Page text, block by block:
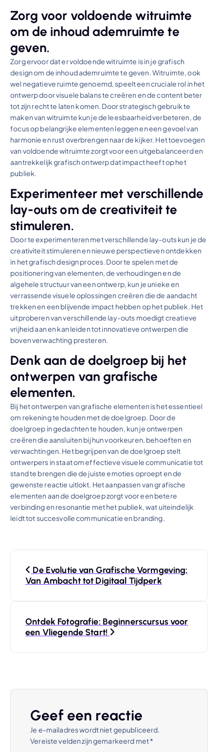
Zorg voor voldoende witruimte
om de inhoud ademruimte te
geven.
Zorg ervoor dat er voldoende witruimte is in je grafisch
design om de inhoud ademruimte te geven. Witruimte, ook
wel negatieve ruimte genoemd, speelt een cruciale rol in het
ontwerp door visuele balans te creëren en de content beter
tot zijn recht te laten komen. Door strategisch gebruik te
maken van witruimte kun je de leesbaarheid verbeteren, de
focus op belangrijke elementen leggen en een gevoel van
harmonie en rust overbrengen naar de kijker. Het toevoegen
van voldoende witruimte zorgt voor een uitgebalanceerd en
aantrekkelijk grafisch ontwerp dat impact heeft op het
publiek.
Experimenteer met verschillende
lay-outs om de creativiteit te
stimuleren.
Door te experimenteren met verschillende lay-outs kun je de
creativiteit stimuleren en nieuwe perspectieven ontdekken
in het grafisch design proces. Door te spelen met de
positionering van elementen, de verhoudingen en de
algehele structuur van een ontwerp, kun je unieke en
verrassende visuele oplossingen creëren die de aandacht
trekken en een blijvende impact hebben op het publiek. Het
uitproberen van verschillende lay-outs moedigt creatieve
vrijheid aan en kan leiden tot innovatieve ontwerpen die
boven verwachting presteren.
Denk aan de doelgroep bij het
ontwerpen van grafische
elementen.
Bij het ontwerpen van grafische elementen is het essentieel
om rekening te houden met de doelgroep. Door de
doelgroep in gedachten te houden, kun je ontwerpen
creëren die aansluiten bij hun voorkeuren, behoeften en
verwachtingen. Het begrijpen van de doelgroep stelt
ontwerpers in staat om effectieve visuele communicatie tot
stand te brengen die de juiste emoties oproept en de
gewenste reactie uitlokt. Het aanpassen van grafische
elementen aan de doelgroep zorgt voor een betere
verbinding en resonantie met het publiek, wat uiteindelijk
leidt tot succesvolle communicatie en branding.
De Evolutie van Grafische Vormgeving:
Van Ambacht tot Digitaal Tijdperk
Ontdek Fotografie: Beginnerscursus voor
een Vliegende Start!
Geef een reactie
Je e-mailadres wordt niet gepubliceerd.
Vereiste velden zijn gemarkeerd met*